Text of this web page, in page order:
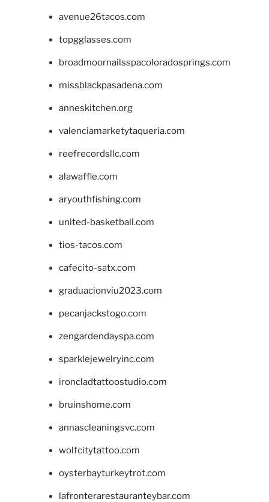
avenue26tacos.com
topgglasses.com
broadmoornailsspacoloradosprings.com
missblackpasadena.com
anneskitchen.org
valenciamarketytaqueria.com
reefrecordsllc.com
alawaffle.com
aryouthfishing.com
united-basketball.com
tios-tacos.com
cafecito-satx.com
graduacionviu2023.com
pecanjackstogo.com
zengardendayspa.com
sparklejewelryinc.com
ironcladtattoostudio.com
bruinshome.com
annascleaningsvc.com
wolfcitytattoo.com
oysterbayturkeytrot.com
lafronterarestauranteybar.com